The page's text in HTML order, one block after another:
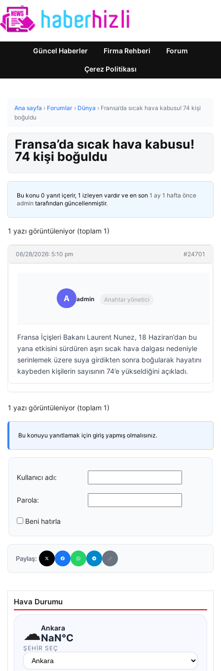
Güncel Haberler Firma Rehberi Forum
Çerez Politikası
Ana sayfa › Forumlar › Dünya › Fransa’da sıcak hava kabusu! 74 kişi
boğuldu
Fransa’da sıcak hava kabusu!
74 kişi boğuldu
Bu konu 0 yanıt içerir, 1 izleyen vardır ve en son 1 ay 1 hafta önce
admin tarafından güncellenmiştir.
1 yazı görüntüleniyor (toplam 1)
06/28/2026: 5:10 pm #24701
A admin Anahtar yönetici
Fransa İçişleri Bakanı Laurent Nunez, 18 Haziran’dan bu
yana etkisini sürdüren aşırı sıcak hava dalgası nedeniyle
serinlemek üzere suya girdikten sonra boğularak hayatını
kaybeden kişilerin sayısının 74’e yükseldiğini açıkladı.
1 yazı görüntüleniyor (toplam 1)
Bu konuyu yanıtlamak için giriş yapmış olmalısınız.
Kullanıcı adı:
Parola:
Beni hatırla
Paylaş:
Hava Durumu
☁Ankara
NaN°C
ŞEHIR SEÇ